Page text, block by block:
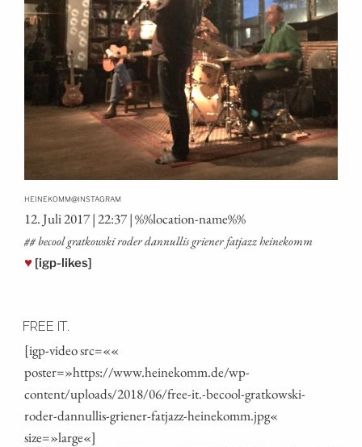
HEINEKOMM@INSTAGRAM
12. Juli 2017 | 22:37 | %%loca­ti­on-name%%
## becool grat­kow­ski roder dan­nul­lis grie­ner fat­jazz heinekomm
♥ [igp-likes]
FREE IT.
[igp-video src=««
poster=»https://www.heinekomm.de/wp-
content/uploads/2018/06/free-it.-becool-gratkowski-
roder-dannullis-griener-fatjazz-heinekomm.jpg«
size=»large«]